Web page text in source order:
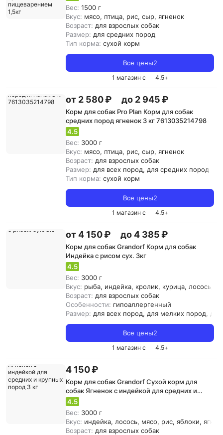
чувствительным пищеварением 1,5кг
Вес: 1500 г
Вкус: мясо, птица, рис, сыр, ягненок
Возраст: для взрослых собак
Размер: для средних пород
Тип корма: сухой корм
Все цены2
1 магазин с 4.5+
от 2 580 ₽ до 2 945 ₽
Корм для собак Pro Plan Корм для собак
средних пород ягненок 3 кг 7613035214798
4.5
Вес: 3000 г
Вкус: мясо, птица, рис, сыр, ягненок
Возраст: для взрослых собак
Размер: для всех пород, для средних пород
Тип корма: сухой корм
Все цены2
1 магазин с 4.5+
от 4 150 ₽ до 4 385 ₽
Корм для собак Grandorf Корм для собак
Индейка с рисом сух. 3кг
4.5
Вес: 3000 г
Вкус: рыба, индейка, кролик, курица, лосось,
Возраст: для взрослых собак
Особенности: гипоаллергенный
Размер: для всех пород, для мелких пород,
Все цены2
1 магазин с 4.5+
4 150 ₽
Корм для собак Grandorf Сухой корм для
собак Ягненок с индейкой для средних и
крупных пород 3 кг
4.5
Вес: 3000 г
Вкус: индейка, лосось, мясо, рис, яблоки,
Возраст: для взрослых собак